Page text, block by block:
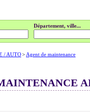
Département, ville...
/ AUTO> Agent de maintenance